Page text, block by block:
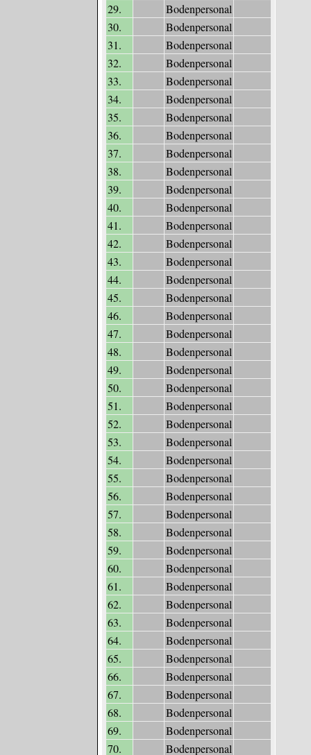
29.
Bodenpersonal
30.
Bodenpersonal
31.
Bodenpersonal
32.
Bodenpersonal
33.
Bodenpersonal
34.
Bodenpersonal
35.
Bodenpersonal
36.
Bodenpersonal
37.
Bodenpersonal
38.
Bodenpersonal
39.
Bodenpersonal
40.
Bodenpersonal
41.
Bodenpersonal
42.
Bodenpersonal
43.
Bodenpersonal
44.
Bodenpersonal
45.
Bodenpersonal
46.
Bodenpersonal
47.
Bodenpersonal
48.
Bodenpersonal
49.
Bodenpersonal
50.
Bodenpersonal
51.
Bodenpersonal
52.
Bodenpersonal
53.
Bodenpersonal
54.
Bodenpersonal
55.
Bodenpersonal
56.
Bodenpersonal
57.
Bodenpersonal
58.
Bodenpersonal
59.
Bodenpersonal
60.
Bodenpersonal
61.
Bodenpersonal
62.
Bodenpersonal
63.
Bodenpersonal
64.
Bodenpersonal
65.
Bodenpersonal
66.
Bodenpersonal
67.
Bodenpersonal
68.
Bodenpersonal
69.
Bodenpersonal
70.
Bodenpersonal